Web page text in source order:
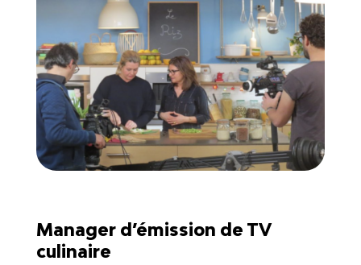
Manager d’émission de TV
culinaire